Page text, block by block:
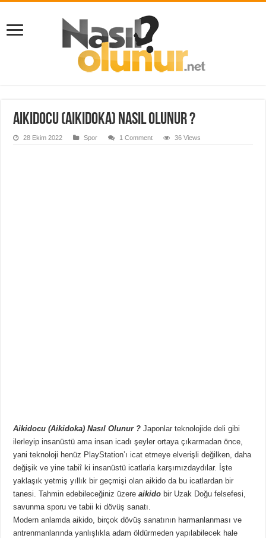
Aikidocu (Aikidoka) Nasıl Olunur ?
28 Ekim 2022 Spor 1 Comment 36 Views
Aikidocu (Aikidoka) Nasıl Olunur ? Japonlar teknolojide deli gibi
ilerleyip insanüstü ama insan icadı şeyler ortaya çıkarmadan önce,
yani teknoloji henüz PlayStation’ı icat etmeye elverişli değilken, daha
değişik ve yine tabiî ki insanüstü icatlarla karşımızdaydılar. İşte
yaklaşık yetmiş yıllık bir geçmişi olan aikido da bu icatlardan bir
tanesi. Tahmin edebileceğiniz üzereaikido bir Uzak Doğu felsefesi,
savunma sporu ve tabii ki dövüş sanatı.
Modern anlamda aikido, birçok dövüş sanatının harmanlanması ve
antrenmanlarında yanlışlıkla adam öldürmeden yapılabilecek hale